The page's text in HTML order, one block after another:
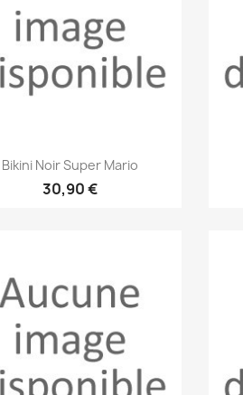
Aperçu rapide
Bikini Noir Super Mario
30,90 €